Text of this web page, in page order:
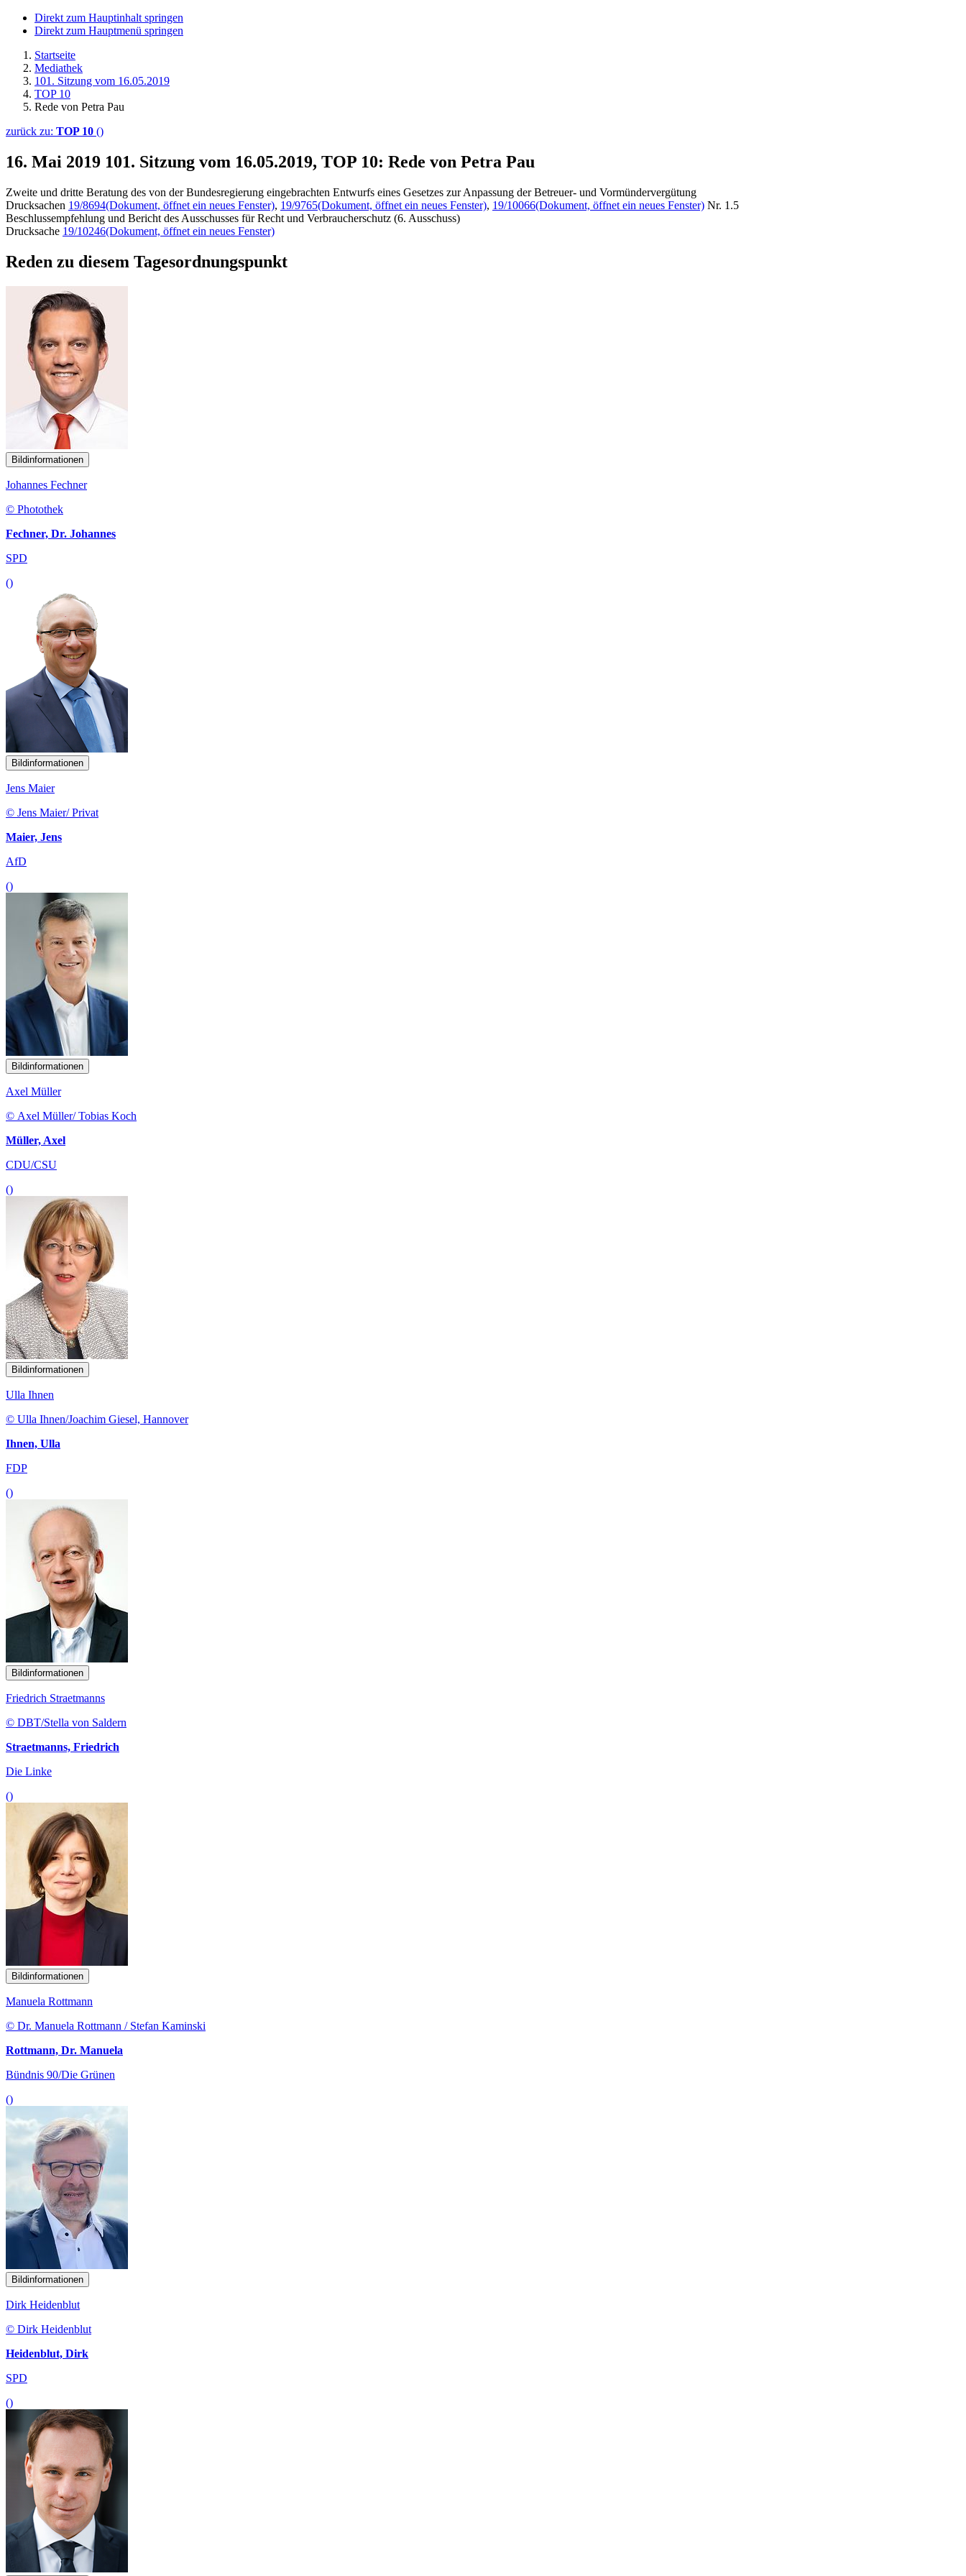
Direkt zum Hauptinhalt springen
Direkt zum Hauptmenü springen
Startseite
Mediathek
101. Sitzung vom 16.05.2019
TOP 10
Rede von Petra Pau
zurück zu: TOP 10 ()
16. Mai 2019 101. Sitzung vom 16.05.2019, TOP 10: Rede von Petra Pau
Zweite und dritte Beratung des von der Bundesregierung eingebrachten Entwurfs eines Gesetzes zur Anpassung der Betreuer- und Vormündervergütung
Drucksachen 19/8694(Dokument, öffnet ein neues Fenster), 19/9765(Dokument, öffnet ein neues Fenster), 19/10066(Dokument, öffnet ein neues Fenster) Nr. 1.5
Beschlussempfehlung und Bericht des Ausschusses für Recht und Verbraucherschutz (6. Ausschuss)
Drucksache 19/10246(Dokument, öffnet ein neues Fenster)
Reden zu diesem Tagesordnungspunkt
Bildinformationen
Johannes Fechner
© Photothek
Fechner, Dr. Johannes
SPD
()
Bildinformationen
Jens Maier
© Jens Maier/ Privat
Maier, Jens
AfD
()
Bildinformationen
Axel Müller
© Axel Müller/ Tobias Koch
Müller, Axel
CDU/CSU
()
Bildinformationen
Ulla Ihnen
© Ulla Ihnen/Joachim Giesel, Hannover
Ihnen, Ulla
FDP
()
Bildinformationen
Friedrich Straetmanns
© DBT/Stella von Saldern
Straetmanns, Friedrich
Die Linke
()
Bildinformationen
Manuela Rottmann
© Dr. Manuela Rottmann / Stefan Kaminski
Rottmann, Dr. Manuela
Bündnis 90/Die Grünen
()
Bildinformationen
Dirk Heidenblut
© Dirk Heidenblut
Heidenblut, Dirk
SPD
()